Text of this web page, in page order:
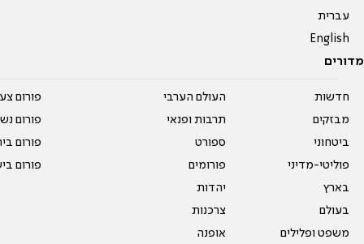
עברית
English
מדורים
חדשות
מבזקים
ביטחוני
פוליטי-מדיני
בארץ
בעולם
משפט ופלילים
העולם הערבי
תרבות ופנאי
ספורט
פורומים
יהדות
צרכנות
אופנה
פורום
פורום
פורום
פורום